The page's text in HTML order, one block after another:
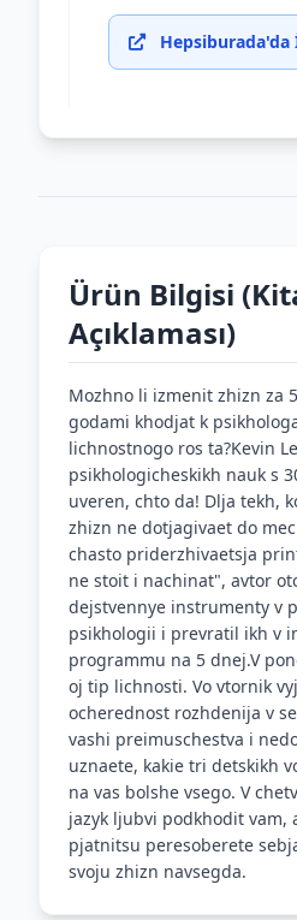
Hepsiburada'da
Ürün Bilgisi
Açıklaması)
Mozhno li izmenit zhizn za
godami khodjat k
lichnostnogo ros ta?Kevin
psikhologicheskikh nauk s
uveren, chto da! Dlja tekh,
zhizn ne dotjagivaet do
chasto priderzhivaetsja
ne stoit i nachinat", avtor
dejstvennye instrumenty v
psikhologii i prevratil ikh v
programmu na 5 dnej.V
oj tip lichnosti. Vo vtornik
ocherednost rozhdenija v
vashi preimuschestva i
uznaete, kakie tri detskikh
na vas bolshe vsego. V
jazyk ljubvi podkhodit vam,
pjatnitsu peresoberete
svoju zhizn navsegda.